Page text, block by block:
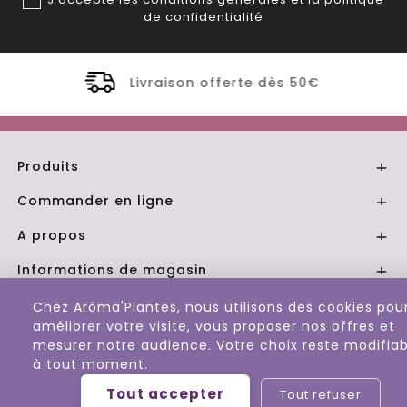
Chez Arôma'Plantes, nous utilisons des cookies
améliorer votre visite, vous proposer nos offres et
mesurer notre audience. Votre choix reste
à tout moment.
Tout accepter Tout refuser
de confidentialité
dès 50€ Distillerie Bio
Produits 
Commander en ligne 
A propos 
Informations de magasin 
© 2026 - Aroma Plantes